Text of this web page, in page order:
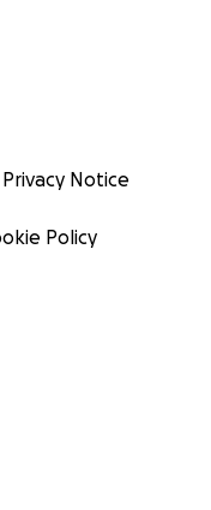
Privacy Notice
Policy